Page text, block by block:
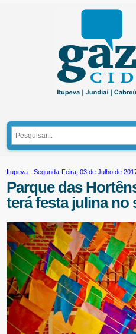
Itupeva - Segunda-Feira, 03 de Julho de
Parque das
terá festa julina no